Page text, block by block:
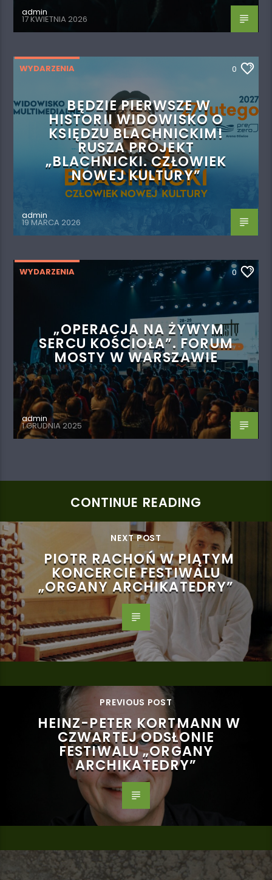
admin
17 KWIETNIA 2026
WYDARZENIA 0
BĘDZIE PIERWSZE W
HISTORII WIDOWISKO O
KSIĘDZU BLACHNICKIM!
RUSZA PROJEKT
„BLACHNICKI. CZŁOWIEK
NOWEJ KULTURY”
admin
19 MARCA 2026
WYDARZENIA 0
„OPERACJA NA ŻYWYM
SERCU KOŚCIOŁA”. FORUM
MOSTY W WARSZAWIE
admin
1 GRUDNIA 2025
CONTINUE READING
NEXT POST
PIOTR RACHOŃ W PIĄTYM
KONCERCIE FESTIWALU
„ORGANY ARCHIKATEDRY”
PREVIOUS POST
HEINZ-PETER KORTMANN W
CZWARTEJ ODSŁONIE
FESTIWALU „ORGANY
ARCHIKATEDRY”